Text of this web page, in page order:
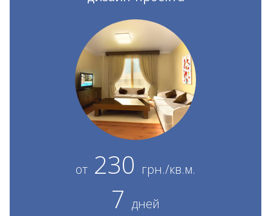
от 230 грн./кв.м.
7 дней